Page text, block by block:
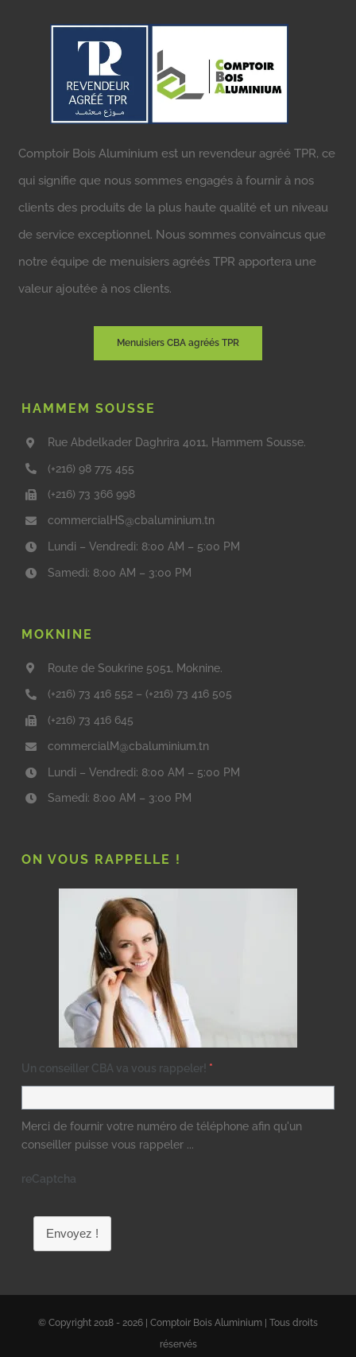
Comptoir Bois Aluminium est un revendeur agréé TPR, ce
qui signifie que nous sommes engagés à fournir à nos
clients des produits de la plus haute qualité et un niveau
de service exceptionnel. Nous sommes convaincus que
notre équipe de menuisiers agréés TPR apportera une
valeur ajoutée à nos clients.
Menuisiers CBA agréés TPR
HAMMEM SOUSSE
Rue Abdelkader Daghrira 4011, Hammem Sousse.
(+216) 98 775 455
(+216) 73 366 998
commercialHS@cbaluminium.tn
Lundi – Vendredi: 8:00 AM – 5:00 PM
Samedi: 8:00 AM – 3:00 PM
MOKNINE
Route de Soukrine 5051, Moknine.
(+216) 73 416 552 – (+216) 73 416 505
(+216) 73 416 645
commercialM@cbaluminium.tn
Lundi – Vendredi: 8:00 AM – 5:00 PM
Samedi: 8:00 AM – 3:00 PM
ON VOUS RAPPELLE !
Un conseiller CBA va vous rappeler! *
Merci de fournir votre numéro de téléphone afin qu'un
conseiller puisse vous rappeler ...
reCaptcha
Envoyez !
© Copyright 2018 - 2026 | Comptoir Bois Aluminium | Tous droits
réservés